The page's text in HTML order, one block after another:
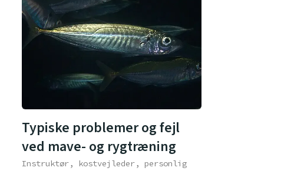
Typiske problemer og fejl
ved mave- og rygtræning
Instruktør, kostvejleder, personlig